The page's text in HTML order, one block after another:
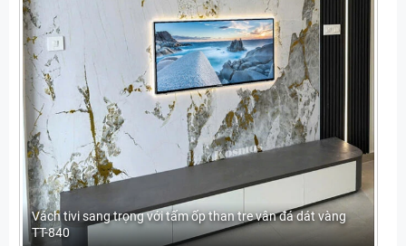
Vách tivi sang trọng với tấm ốp than tre vân đá dát vàng
TT-840